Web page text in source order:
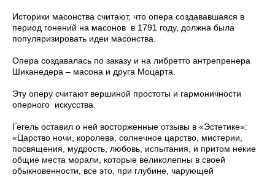
Историки масонства считают, что опера создававшаяся в
период гонений на масонов в 1791 году, должна была
популяризировать идеи масонства.
Опера создавалась по заказу и на либретто антрепренера
Шиканедера – масона и друга Моцарта.
Эту оперу считают вершиной простоты и гармоничности
оперного искусства.
Гегель оставил о ней восторженные отзывы в «Эстетике»:
«Царство ночи, королева, солнечное царство, мистерии,
посвящения, мудрость, любовь, испытания, и притом некие
общие места морали, которые великолепны в своей
обыкновенности, все это, при глубине, чарующей